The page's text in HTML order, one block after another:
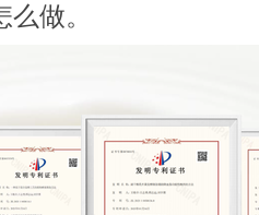
做。